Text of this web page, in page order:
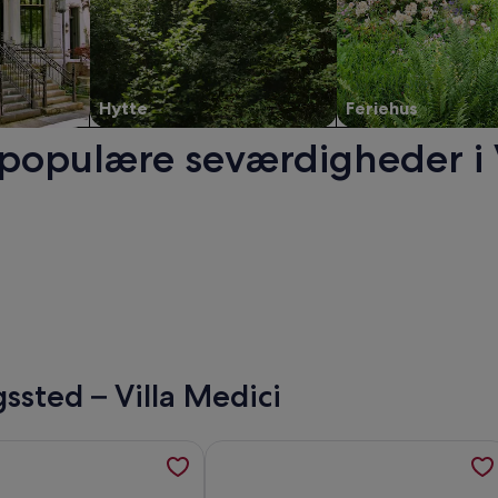
Hytte Feriehus
seværdigheder i
– Villa Medici